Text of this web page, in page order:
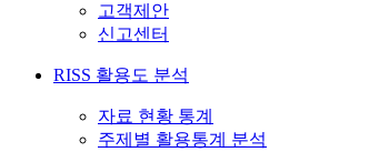
고객제안
신고센터
RISS 활용도 분석
자료 현황 통계
주제별 활용통계 분석